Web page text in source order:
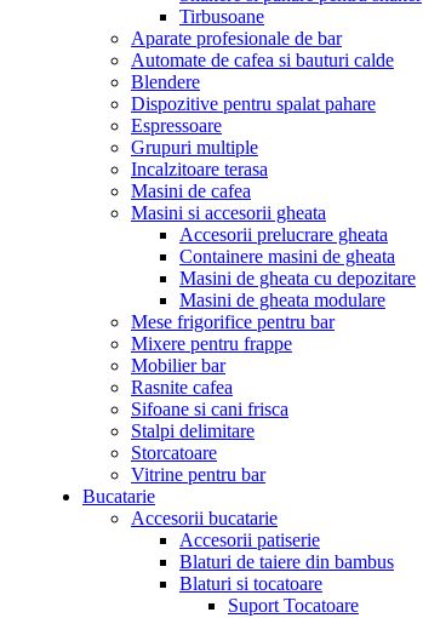
Tirbusoane
Aparate profesionale de bar
Automate de cafea si bauturi calde
Blendere
Dispozitive pentru spalat pahare
Espressoare
Grupuri multiple
Incalzitoare terasa
Masini de cafea
Masini si accesorii gheata
Accesorii prelucrare gheata
Containere masini de gheata
Masini de gheata cu depozitare
Masini de gheata modulare
Mese frigorifice pentru bar
Mixere pentru frappe
Mobilier bar
Rasnite cafea
Sifoane si cani frisca
Stalpi delimitare
Storcatoare
Vitrine pentru bar
Bucatarie
Accesorii bucatarie
Accesorii patiserie
Blaturi de taiere din bambus
Blaturi si tocatoare
Suport Tocatoare